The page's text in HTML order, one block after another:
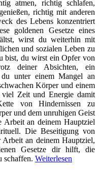
atmen, richtig schlafen,
richtig mit anderen
des Lebens konzentriert
goldenen Gesetze eines
wirst du weiterhin mit
und sozialen Leben zu
bist, du wirst ein Opfer von
deiner Absichten, ein
unter einem Mangel an
Körper und einem
Zeit und Energie damit
von Hindernissen zu
und dem unruhigen Geist
Arbeit an deinem Hauptziel
Die Beseitigung von
an deinem Hauptziel,
Gesetze dir hilft, die
schaffen. Weiterlesen